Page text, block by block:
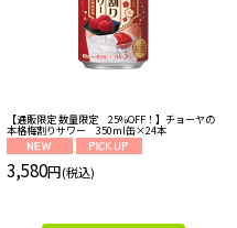
【通販限定 数量限定 25%OFF！】チョーヤの
本格梅割りサワー 350ml缶×24本
3,580円(税込)